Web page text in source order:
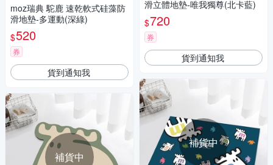
moz瑞典 駝鹿 速乾軟式硅藻防
滑地墊-多運動(深綠)
$520
券
貨到通知我
補貨中
滑立體地墊-唯我獨尊(北卡藍)
$720
券
貨到通知我
補貨中